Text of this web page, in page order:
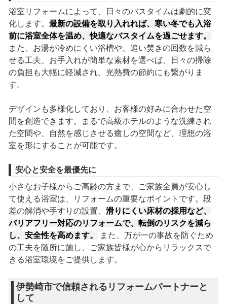
浴室リフォームによって、日々のバスタイムは劇的に変
化します。 最新の設備を取り入れれば、寒い冬でも入浴
前に浴室全体を温め、快適なバスタイムを過ごせます。
また、お湯が冷めにくい浴槽や、追い焚きの回数を減ら
せる工夫、お手入れが簡単な素材を選べば、日々の掃除
の負担も大幅に軽減され、光熱費の節約にも繋がりま
す。
デザインも多様化しており、お客様の好みに合わせた空
間を創造できます。まるで高級ホテルのような洗練され
た空間や、自然を感じさせる癒しの空間など、理想の浴
室を形にすることが可能です。
安心と安全を最優先に
小さなお子様からご高齢の方まで、ご家族全員が安心し
て使える浴室は、リフォームの重要なポイントです。段
差の解消や手すりの設置、 滑りにくい床材の採用など、
バリアフリー対応のリフォームで、転倒のリスクを減ら
し、安全性を高めます。
また、万が一の事故を防ぐため
の工夫を随所に施し、ご家族皆様が心からリラックスで
きる浴室環境をご提供します。
伊勢崎市で信頼されるリフォームパートナーと
して